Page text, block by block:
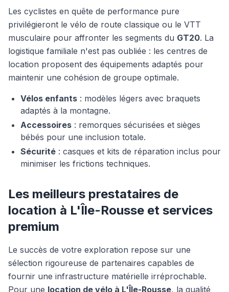
Les cyclistes en quête de performance pure
privilégieront le vélo de route classique ou le VTT
musculaire pour affronter les segments du GT20. La
logistique familiale n'est pas oubliée : les centres de
location proposent des équipements adaptés pour
maintenir une cohésion de groupe optimale.
Vélos enfants : modèles légers avec braquets
adaptés à la montagne.
Accessoires : remorques sécurisées et sièges
bébés pour une inclusion totale.
Sécurité : casques et kits de réparation inclus pour
minimiser les frictions techniques.
Les meilleurs prestataires de
location à L'Île-Rousse et services
premium
Le succès de votre exploration repose sur une
sélection rigoureuse de partenaires capables de
fournir une infrastructure matérielle irréprochable.
Pour une location de vélo à L'Île-Rousse, la qualité